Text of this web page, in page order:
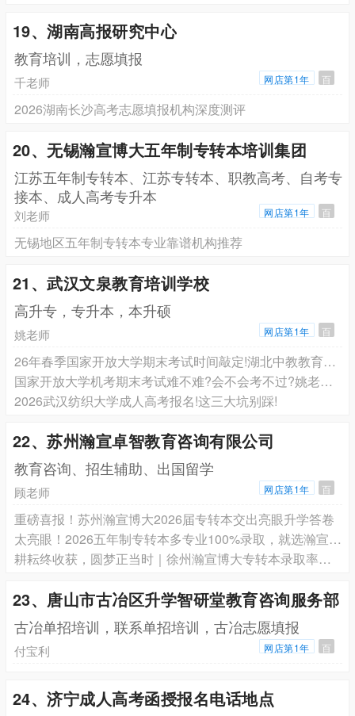
19、湖南高报研究中心
教育培训，志愿填报
千老师 网店第1年 百
2026湖南长沙高考志愿填报机构深度测评
20、无锡瀚宣博大五年制专转本培训集团
江苏五年制专转本、江苏专转本、职教高考、自考专
接本、成人高考专升本
刘老师 网店第1年 百
无锡地区五年制专转本专业靠谱机构推荐
21、武汉文泉教育培训学校
高升专，专升本，本升硕
姚老师 网店第1年 百
26年春季国家开放大学期末考试时间敲定!湖北中教教育姚老师一次讲清细节
国家开放大学机考期末考试难不难?会不会考不过?姚老师来细说
2026武汉纺织大学成人高考报名!这三大坑别踩!
22、苏州瀚宣卓智教育咨询有限公司
教育咨询、招生辅助、出国留学
顾老师 网店第1年 百
重磅喜报！苏州瀚宣博大2026届专转本交出亮眼升学答卷
太亮眼！2026五年制专转本多专业100%录取，就选瀚宣博大
耕耘终收获，圆梦正当时｜徐州瀚宣博大专转本录取率再创新高
23、唐山市古冶区升学智研堂教育咨询服务部
古冶单招培训，联系单招培训，古冶志愿填报
付宝利 网店第1年 百
24、济宁成人高考函授报名电话地点